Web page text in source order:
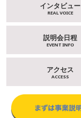
インタビュー
REAL VOICE
説明会日程
EVENT INFO
アクセス
ACCESS